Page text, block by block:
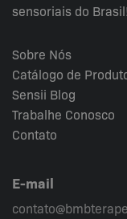
sensoriais do Brasil!
Sobre Nós
Catálogo de
Sensii Blog
Trabalhe Conosco
Contato
E-mail